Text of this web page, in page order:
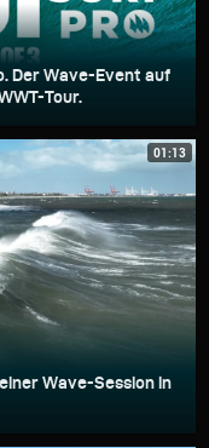
Der Wave-Event auf
Tour.
01:13
Wave-Session in